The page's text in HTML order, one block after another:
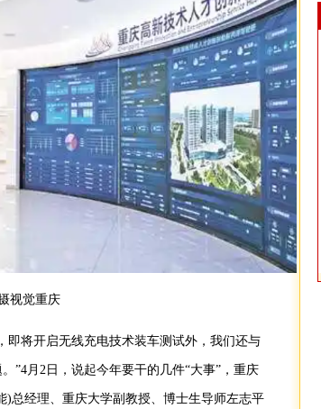
视觉重庆
即将开启无线充电技术装车测试外，我们还与
”4月2日，说起今年要干的几件“大事”，重庆
总经理、重庆大学副教授、博士生导师左志平